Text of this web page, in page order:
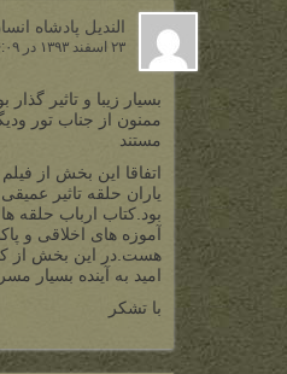
الندیل پادشاه
۲۳ اسفند ۱۳۹۳ در ۶:۰۹ ب٫ظ
بسیار زیبا و تاثیر گذار
ممنون از جناب تور
مستند
اتفاقا این بخش از
یاران حلقه تاثیر
بود.کتاب ارباب حلقه
آموزه های اخلاقی و
هست.در این بخش از
امید به آینده
با تشکر